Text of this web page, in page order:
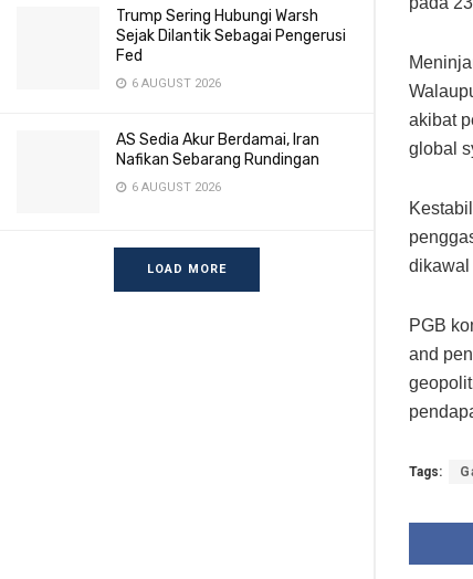
Trump Sering Hubungi Warsh
Sejak Dilantik Sebagai Pengerusi
Fed
6 AUGUST 2026
AS Sedia Akur Berdamai, Iran
Nafikan Sebarang Rundingan
6 AUGUST 2026
LOAD MORE
akibat
global
dikawal
PGB
and
Tags: